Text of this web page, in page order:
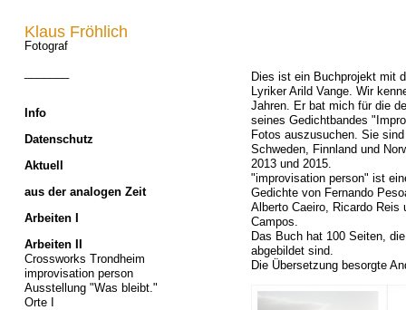
Klaus Fröhlich
Fotograf
Info
Datenschutz
Aktuell
aus der analogen Zeit
Arbeiten I
Arbeiten II
Crossworks Trondheim
improvisation person
Ausstellung "Was bleibt."
Orte I
Dies ist ein Buchprojekt mit
Lyriker Arild Vange. Wir
Jahren. Er bat mich für die
seines Gedichtbandes
Fotos auszusuchen. Sie
Schweden, Finnland und
2013 und 2015.
"improvisation person" ist
Gedichte von Fernando
Alberto Caeiro, Ricardo Reis
Campos.
Das Buch hat 100 Seiten,
abgebildet sind.
Die Übersetzung besorgte